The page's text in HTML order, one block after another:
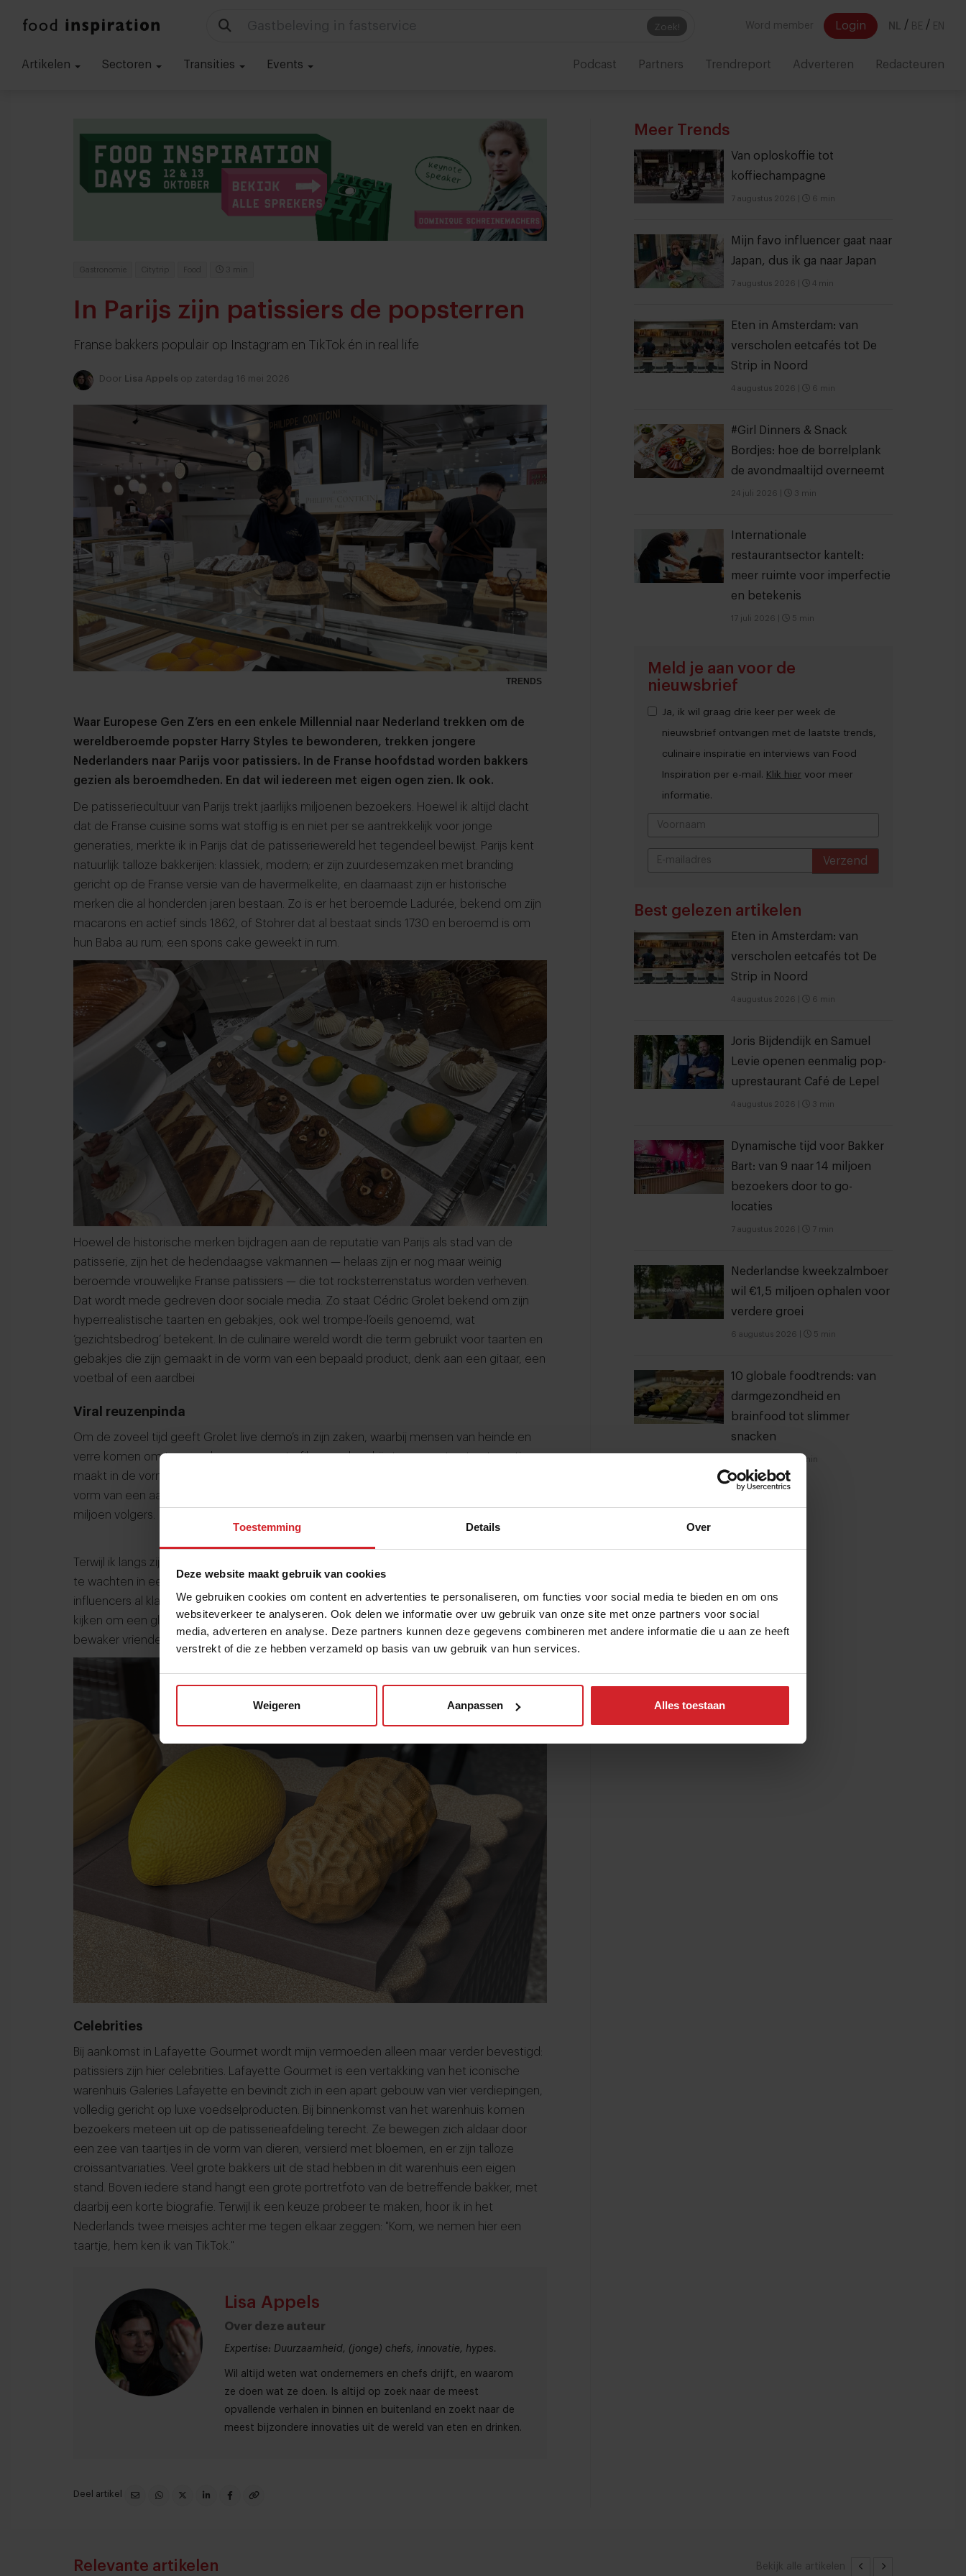
Toestemming Details Over
Deze website maakt gebruik van cookies
We gebruiken cookies om content en advertenties te personaliseren, om functies voor social media te bieden en om ons
websiteverkeer te analyseren. Ook delen we informatie over uw gebruik van onze site met onze partners voor social
media, adverteren en analyse. Deze partners kunnen deze gegevens combineren met andere informatie die u aan ze heeft
verstrekt of die ze hebben verzameld op basis van uw gebruik van hun services.
Weigeren Aanpassen Alles toestaan
Zoek!
Technologie in foodservice Word member Login NL / BE / EN
Artikelen Sectoren Transities Events Podcast Partners Trendreport Adverteren Redacteuren
Gastronomie Citytrip Food 3 min
In Parijs zijn patissiers de popsterren
Franse bakkers populair op Instagram en TikTok én in real life
Door Lisa Appels op zaterdag 16 mei 2026
TRENDS
Waar Europese Gen Z’ers en een enkele Millennial naar Nederland trekken om de
wereldberoemde popster Harry Styles te bewonderen, trekken jongere
Nederlanders naar Parijs voor patissiers. In de Franse hoofdstad worden bakkers
gezien als beroemdheden. En dat wil iedereen met eigen ogen zien. Ik ook.
De patisseriecultuur van Parijs trekt jaarlijks miljoenen bezoekers. Hoewel ik altijd dacht
dat de Franse cuisine soms wat stoffig is en niet per se aantrekkelijk voor jonge
generaties, merkte ik in Parijs dat de patisseriewereld het tegendeel bewijst. Parijs kent
natuurlijk talloze bakkerijen: klassiek, modern; er zijn zuurdesemzaken met branding
gericht op de Franse versie van de havermelkelite, en daarnaast zijn er historische
merken die al honderden jaren bestaan. Zo is er het beroemde Ladurée, bekend om zijn
macarons en actief sinds 1862, of Stohrer dat al bestaat sinds 1730 en beroemd is om
hun Baba au rum; een spons cake geweekt in rum.
Hoewel de historische merken bijdragen aan de reputatie van Parijs als stad van de
patisserie, zijn het de hedendaagse vakmannen — helaas zijn er nog maar weinig
beroemde vrouwelijke Franse patissiers — die tot rocksterrenstatus worden verheven.
Dat wordt mede gedreven door sociale media. Zo staat Cédric Grolet bekend om zijn
hyperrealistische taarten en gebakjes, ook wel trompe-l’oeils genoemd, wat
‘gezichtsbedrog’ betekent. In de culinaire wereld wordt die term gebruikt voor taarten en
gebakjes die zijn gemaakt in de vorm van een bepaald product, denk aan een gitaar, een
voetbal of een aardbei
Viral reuzenpinda
Om de zoveel tijd geeft Grolet live demo’s in zijn zaken, waarbij mensen van heinde en
verre komen om te aanschouwen — en te filmen — hoe hij stap voor stap taartcreaties
maakt in de vorm van allerlei soorten fruit en noten. Een video van een trompe-l’oeil in de
vorm van een aardbei bereikte zo’n 40,5 miljoen mensen. Grolet heeft op Instagram 13,7
miljoen volgers.
Terwijl ik langs zijn winkel achter het Louvre loop, staan er giechelende tieners smachtend
te wachten in een rij die wordt geordend met fluwelen hekken. Achter hen staan
influencers al klaar met camera’s in de hand. En wanneer ik slechts even naar binnen wil
kijken om een glimp op te vangen van de reusachtige pindataart, word ik door een
bewaker vriendelijk verzocht door te lopen.
Celebrities
Bij aankomst in Lafayette Gourmet wordt mijn vermoeden alleen maar verder bevestigd:
patissiers zijn hier celebrities. Lafayette Gourmet is een vertakking van het iconische
warenhuis Galeries Lafayette en bevindt zich in een apart gebouw van vier verdiepingen,
volledig gericht op luxe voedselproducten. Bij binnenkomst van het warenhuis komen
bezoekers meteen uit op de patisserieafdeling terecht. Ze bewegen zich aldaar door
een zee van taartjes in de vorm van dieren, versierd met bloemen, en er zijn talloze
croissantvariaties. Veel grote bakkers uit de stad hebben in dit warenhuis een eigen
stand. Boven iedere stand hangt een grote portretfoto van de betreffende bakker, met
daarbij een korte biografie. Terwijl ik een keuze probeer te maken, hoor ik in het
Nederlands twee meisjes achter me tegen elkaar zeggen: "Kom, we nemen hier een
taartje, hem ken ik van TikTok."
Lisa Appels
Over deze auteur
Expertise: Duurzaamheid, (jonge) chefs, innovatie, hypes.
Wil altijd weten wat ondernemers en chefs drijft, en waarom
ze doen wat ze doen. Is altijd op zoek naar de meest
opvallende verhalen in binnen en buitenland en zoekt naar de
meest bijzondere innovaties uit de wereld van eten en drinken.
Deel artikel
Meer Trends
Van oploskoffie tot
koffiechampagne
7 augustus 2026 6 min
Mijn favo influencer gaat naar
Japan, dus ik ga naar Japan
7 augustus 2026 4 min
Eten in Amsterdam: van
verscholen eetcafés tot De
Strip in Noord
4 augustus 2026 6 min
#Girl Dinners & Snack
Bordjes: hoe de borrelplank
de avondmaaltijd overneemt
24 juli 2026 3 min
Internationale
restaurantsector kantelt:
meer ruimte voor imperfectie
en betekenis
17 juli 2026 5 min
Meld je aan voor de
nieuwsbrief
Ja, ik wil graag drie keer per week de
nieuwsbrief ontvangen met de laatste trends,
culinaire inspiratie en interviews van Food
Inspiration per e-mail. Klik hier voor meer
informatie.
Verzend
Best gelezen artikelen
Eten in Amsterdam: van
verscholen eetcafés tot De
Strip in Noord
4 augustus 2026 6 min
Joris Bijdendijk en Samuel
Levie openen eenmalig pop-
uprestaurant Café de Lepel
4 augustus 2026 3 min
Dynamische tijd voor Bakker
Bart: van 9 naar 14 miljoen
bezoekers door to go-
locaties
7 augustus 2026 7 min
Nederlandse kweekzalmboer
wil €1,5 miljoen ophalen voor
verdere groei
6 augustus 2026 5 min
10 globale foodtrends: van
darmgezondheid en
brainfood tot slimmer
snacken
6 min
Bekijk alle artikelen
Relevante artikelen